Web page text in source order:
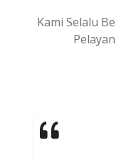
Kami Selalu